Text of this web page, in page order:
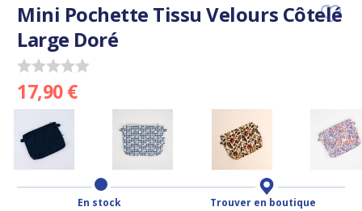
Mini Pochette Tissu Velours Côtelé
Large Doré
17,90 €
En stock Trouver en boutique